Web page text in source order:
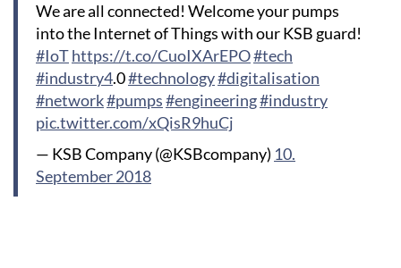
We are all connected! Welcome your pumps
into the Internet of Things with our KSB guard!
#IoThttps://t.co/CuoIXArEPO#tech
#industry4.0#technology#digitalisation
#network#pumps#engineering#industry
pic.twitter.com/xQisR9huCj
— KSB Company (@KSBcompany) 10.
September 2018